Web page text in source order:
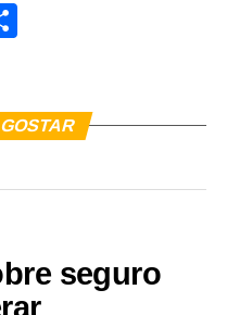
seguro